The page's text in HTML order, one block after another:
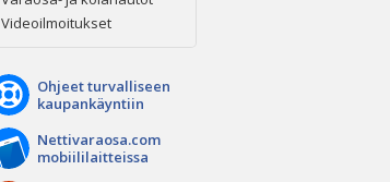
Videoilmoitukset
Ohjeet turvalliseen
kaupankäyntiin
Nettivaraosa.com
mobiililaitteissa